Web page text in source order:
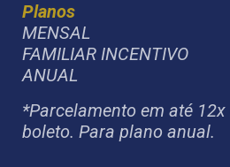
Planos
MENSAL
FAMILIAR INCENTIVO
ANUAL
*Parcelamento em até
boleto. Para plano anual.